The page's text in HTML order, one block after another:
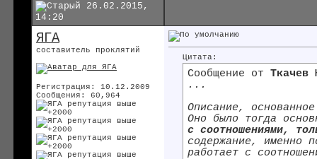
26.02.2015,
14:20
ЯГА
составитель проклятий
Регистрация: 10.12.2009
Сообщения: 60,964
Цитата:
Сообщение от Ткачев
...
Описание,
Оно было тогда
с соотношениями,
содержание, именно
работает с